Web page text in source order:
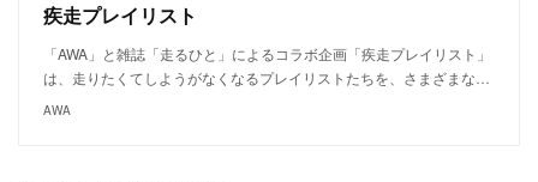
疾走プレイリスト
「AWA」と雑誌「走るひと」によるコラボ企画「疾走プレイリスト」
は、走りたくてしようがなくなるプレイリストたちを、さまざまな…
AWA